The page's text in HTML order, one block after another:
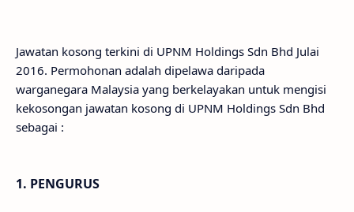
Jawatan kosong terkini di UPNM Holdings Sdn Bhd Julai
2016. Permohonan adalah dipelawa daripada
warganegara Malaysia yang berkelayakan untuk mengisi
kekosongan jawatan kosong di UPNM Holdings Sdn Bhd
sebagai :
1. PENGURUS